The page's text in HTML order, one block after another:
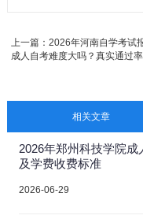
上一篇： 2026年河南自学考试
成人自考难度大吗？真实通过
相关文章
2026年郑州科技学院成
及学费收费标准
2026-06-29